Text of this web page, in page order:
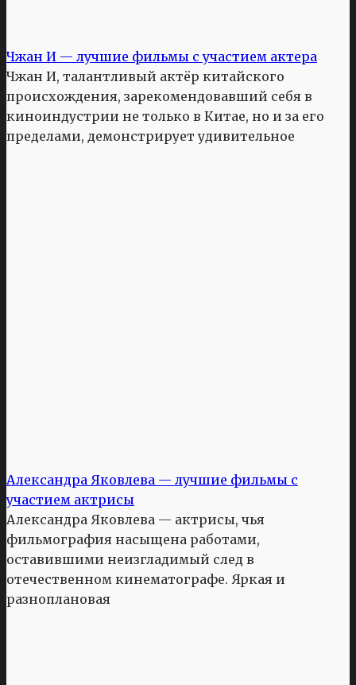
Чжан И — лучшие фильмы с участием актера
Чжан И, талантливый актёр китайского
происхождения, зарекомендовавший себя в
киноиндустрии не только в Китае, но и за его
пределами, демонстрирует удивительное
Александра Яковлева — лучшие фильмы с
участием актрисы
Александра Яковлева — актрисы, чья
фильмография насыщена работами,
оставившими неизгладимый след в
отечественном кинематографе. Яркая и
разноплановая